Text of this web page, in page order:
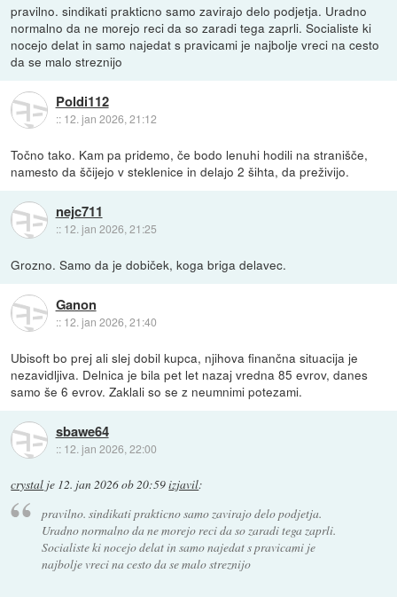
pravilno. sindikati prakticno samo zavirajo delo podjetja. Uradno
normalno da ne morejo reci da so zaradi tega zaprli. Socialiste ki
nocejo delat in samo najedat s pravicami je najbolje vreci na cesto
da se malo streznijo
Poldi112
:: 12. jan 2026, 21:12
Točno tako. Kam pa pridemo, če bodo lenuhi hodili na stranišče,
namesto da ščijejo v steklenice in delajo 2 šihta, da preživijo.
nejc711
:: 12. jan 2026, 21:25
Grozno. Samo da je dobiček, koga briga delavec.
Ganon
:: 12. jan 2026, 21:40
Ubisoft bo prej ali slej dobil kupca, njihova finančna situacija je
nezavidljiva. Delnica je bila pet let nazaj vredna 85 evrov, danes
samo še 6 evrov. Zaklali so se z neumnimi potezami.
sbawe64
:: 12. jan 2026, 22:00
crystal je 12. jan 2026 ob 20:59izjavil:
pravilno. sindikati prakticno samo zavirajo delo podjetja.
Uradno normalno da ne morejo reci da so zaradi tega zaprli.
Socialiste ki nocejo delat in samo najedat s pravicami je
najbolje vreci na cesto da se malo streznijo